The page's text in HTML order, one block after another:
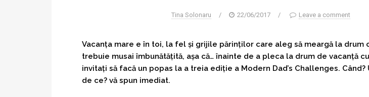
Tina Solonaru / 22/06/2017 / Leave a comment
Vacanța mare e în toi, la fel și grijile părinților care aleg să meargă la drum
trebuie musai îmbunătățită, așa că… înainte de a pleca la drum de vacanță
invitați să facă un popas la a treia ediție a Modern Dad’s Challenges. Când?
de ce? vă spun imediat.